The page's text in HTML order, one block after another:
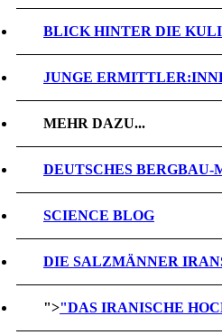
BLICK HINTER DIE
JUNGE
MEHR DAZU...
DEUTSCHES BERGBAU-
SCIENCE BLOG
DIE SALZMÄNNER
">"DAS IRANISCHE